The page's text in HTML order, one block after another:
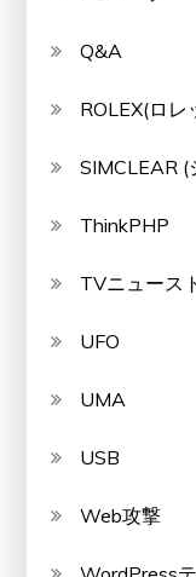
Q&A
ROLEX(ロレ
SIMCLEAR (
ThinkPHP
TVニュース
UFO
UMA
USB
Web攻撃